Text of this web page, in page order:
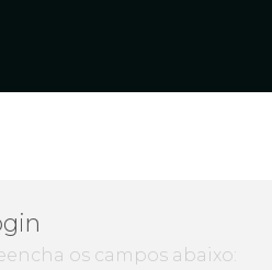
os campos abaixo: